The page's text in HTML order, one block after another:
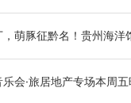
萌豚征黔名！贵州海洋
会·旅居地产专场本周五